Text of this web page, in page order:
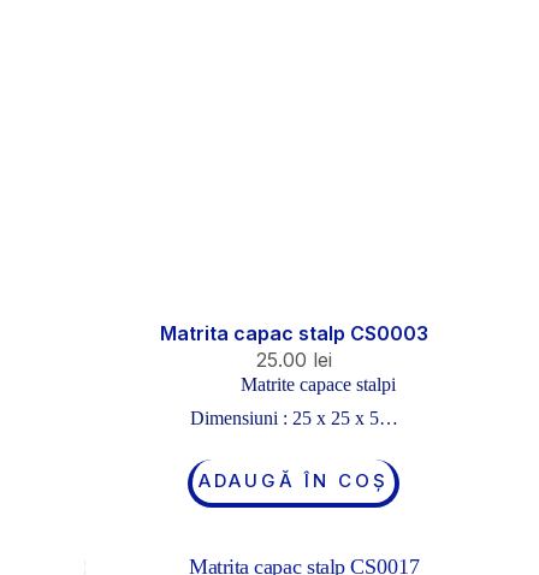
Matrita capac stalp CS0003
25.00 lei
Matrite capace stalpi
Dimensiuni : 25 x 25 x 5…
ADAUGĂ ÎN COȘ